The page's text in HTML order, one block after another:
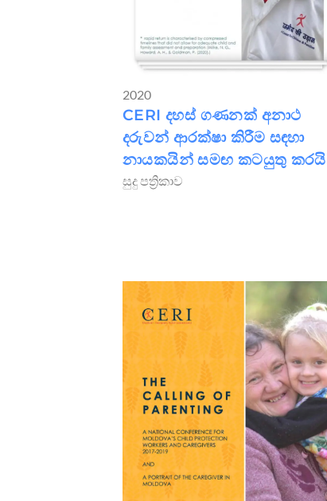
2020
CERI දහස් ගණනක් අනාථ
දරුවන් ආරක්ෂා කිරීම සඳහා
නායකයින් සමඟ කටයුතු කරයි
සුදු පත්‍රිකාව